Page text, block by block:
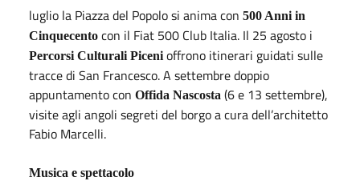
luglio la Piazza del Popolo si anima con 500 Anni in
Cinquecento con il Fiat 500 Club Italia. Il 25 agosto i
Percorsi Culturali Picenioffrono itinerari guidati sulle
tracce di San Francesco. A settembre doppio
appuntamento con Offida Nascosta (6 e 13 settembre),
visite agli angoli segreti del borgo a cura dell’architetto
Fabio Marcelli.
Musica e spettacolo